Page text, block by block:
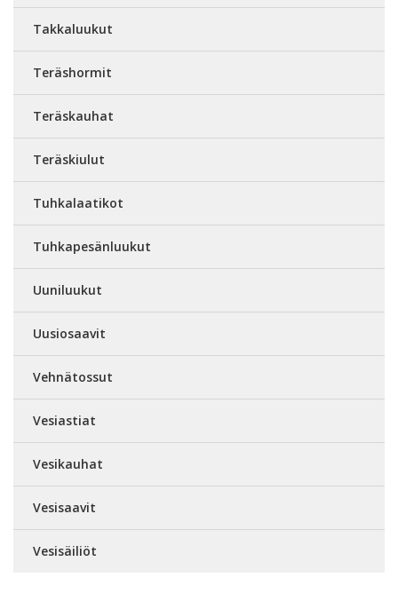
Takkaluukut
Teräshormit
Teräskauhat
Teräskiulut
Tuhkalaatikot
Tuhkapesänluukut
Uuniluukut
Uusiosaavit
Vehnätossut
Vesiastiat
Vesikauhat
Vesisaavit
Vesisäiliöt